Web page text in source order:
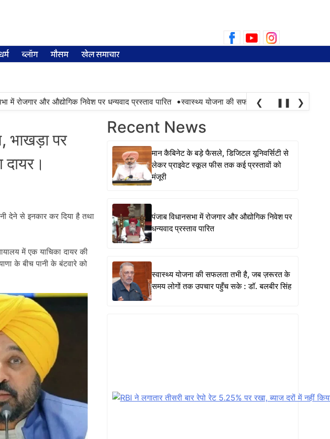
for:
ब्लॉग मौसम खेल समाचार
रोजगार और औद्योगिक निवेश पर धन्यवाद प्रस्ताव पारित •स्वास्थ्य योजना की सफलता तभी है, जब ज़रूरत के समय
❮ ❚❚ ❯
भाखड़ा पर
देने से इनकार कर दिया है तथा
में एक याचिका दायर की
के बीच पानी के बंटवारे को
Recent News
मान कैबिनेट के बड़े फैसले, डिजिटल यूनिवर्सिटी से
लेकर प्राइवेट स्कूल फीस तक कई प्रस्तावों को
मंजूरी
पंजाब विधानसभा में रोजगार और औद्योगिक निवेश पर
धन्यवाद प्रस्ताव पारित
स्वास्थ्य योजना की सफलता तभी है, जब ज़रूरत के
समय लोगों तक उपचार पहुँच सके : डॉ. बलबीर सिंह